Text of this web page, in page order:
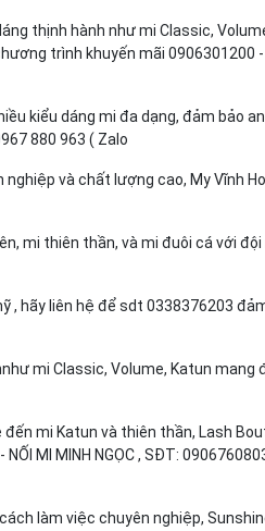
thịnh hành như mi Classic,
trình khuyến mãi​ 0906301200
kiểu dáng mi đa dạng, đảm bảo
880 963 ( Zalo
nghiệp và chất lượng cao, My Vĩnh
mi thiên thần, và mi đuôi cá với
, hãy liên hệ để sdt 0338376203
mi Classic, Volume, Katun mang
mi Katun và thiên thần, Lash
MI MINH NGỌC , SĐT:
làm việc chuyên nghiệp,